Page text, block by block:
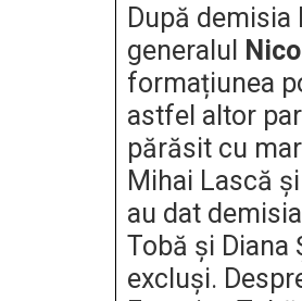
După
generalul
formațiunea
astfel altor
părăsit cu
Mihai Lască
au dat
Tobă şi Diana
excluşi.